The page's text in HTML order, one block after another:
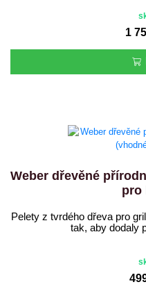
1
Weber dřevěné
pro
Pelety z tvrdého dřeva pro
tak, aby dodaly